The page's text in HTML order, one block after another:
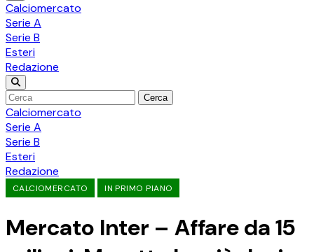
Calciomercato
Serie A
Serie B
Esteri
Redazione
Cerca
Calciomercato
Serie A
Serie B
Esteri
Redazione
CALCIOMERCATO IN PRIMO PIANO
Mercato Inter – Affare da 15